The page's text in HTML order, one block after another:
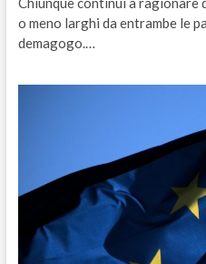
o meno larghi da entrambe le
demagogo.…